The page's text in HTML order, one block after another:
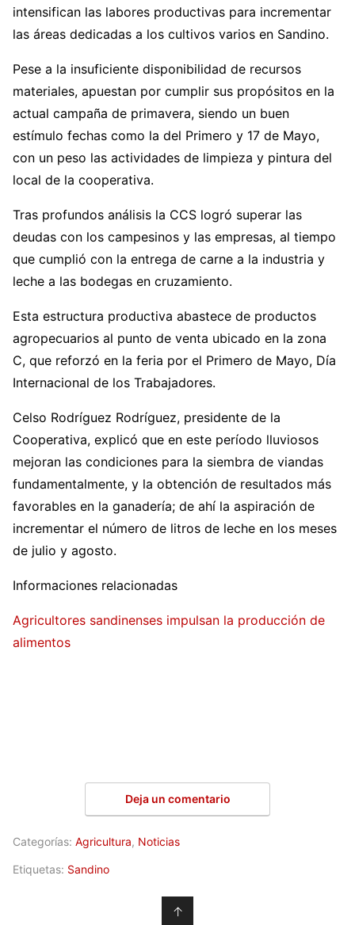
intensifican las labores productivas para incrementar
las áreas dedicadas a los cultivos varios en Sandino.
Pese a la insuficiente disponibilidad de recursos
materiales, apuestan por cumplir sus propósitos en la
actual campaña de primavera, siendo un buen
estímulo fechas como la del Primero y 17 de Mayo,
con un peso las actividades de limpieza y pintura del
local de la cooperativa.
Tras profundos análisis la CCS logró superar las
deudas con los campesinos y las empresas, al tiempo
que cumplió con la entrega de carne a la industria y
leche a las bodegas en cruzamiento.
Esta estructura productiva abastece de productos
agropecuarios al punto de venta ubicado en la zona
C, que reforzó en la feria por el Primero de Mayo, Día
Internacional de los Trabajadores.
Celso Rodríguez Rodríguez, presidente de la
Cooperativa, explicó que en este período lluviosos
mejoran las condiciones para la siembra de viandas
fundamentalmente, y la obtención de resultados más
favorables en la ganadería; de ahí la aspiración de
incrementar el número de litros de leche en los meses
de julio y agosto.
Informaciones relacionadas
Agricultores sandinenses impulsan la producción de
alimentos
Deja un comentario
Categorías: Agricultura, Noticias
Etiquetas: Sandino
↑